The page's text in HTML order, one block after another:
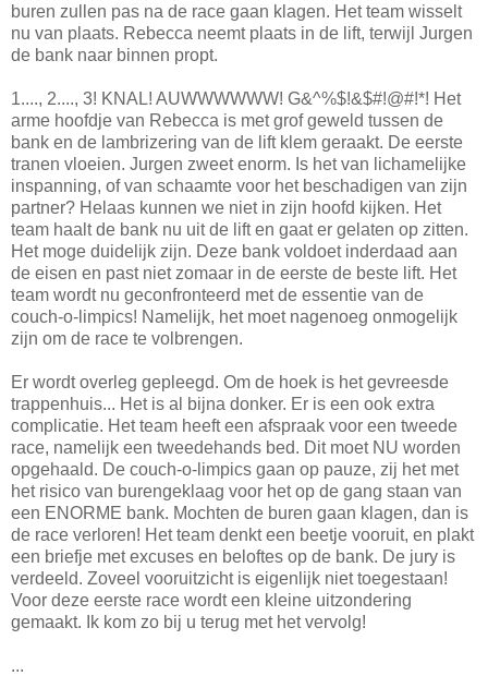
buren zullen pas na de race gaan klagen. Het team wisselt
nu van plaats. Rebecca neemt plaats in de lift, terwijl Jurgen
de bank naar binnen propt.
1...., 2...., 3! KNAL! AUWWWWWW! G&^%$!&$#!@#!*! Het
arme hoofdje van Rebecca is met grof geweld tussen de
bank en de lambrizering van de lift klem geraakt. De eerste
tranen vloeien. Jurgen zweet enorm. Is het van lichamelijke
inspanning, of van schaamte voor het beschadigen van zijn
partner? Helaas kunnen we niet in zijn hoofd kijken. Het
team haalt de bank nu uit de lift en gaat er gelaten op zitten.
Het moge duidelijk zijn. Deze bank voldoet inderdaad aan
de eisen en past niet zomaar in de eerste de beste lift. Het
team wordt nu geconfronteerd met de essentie van de
couch-o-limpics! Namelijk, het moet nagenoeg onmogelijk
zijn om de race te volbrengen.
Er wordt overleg gepleegd. Om de hoek is het gevreesde
trappenhuis... Het is al bijna donker. Er is een ook extra
complicatie. Het team heeft een afspraak voor een tweede
race, namelijk een tweedehands bed. Dit moet NU worden
opgehaald. De couch-o-limpics gaan op pauze, zij het met
het risico van burengeklaag voor het op de gang staan van
een ENORME bank. Mochten de buren gaan klagen, dan is
de race verloren! Het team denkt een beetje vooruit, en plakt
een briefje met excuses en beloftes op de bank. De jury is
verdeeld. Zoveel vooruitzicht is eigenlijk niet toegestaan!
Voor deze eerste race wordt een kleine uitzondering
gemaakt. Ik kom zo bij u terug met het vervolg!
...